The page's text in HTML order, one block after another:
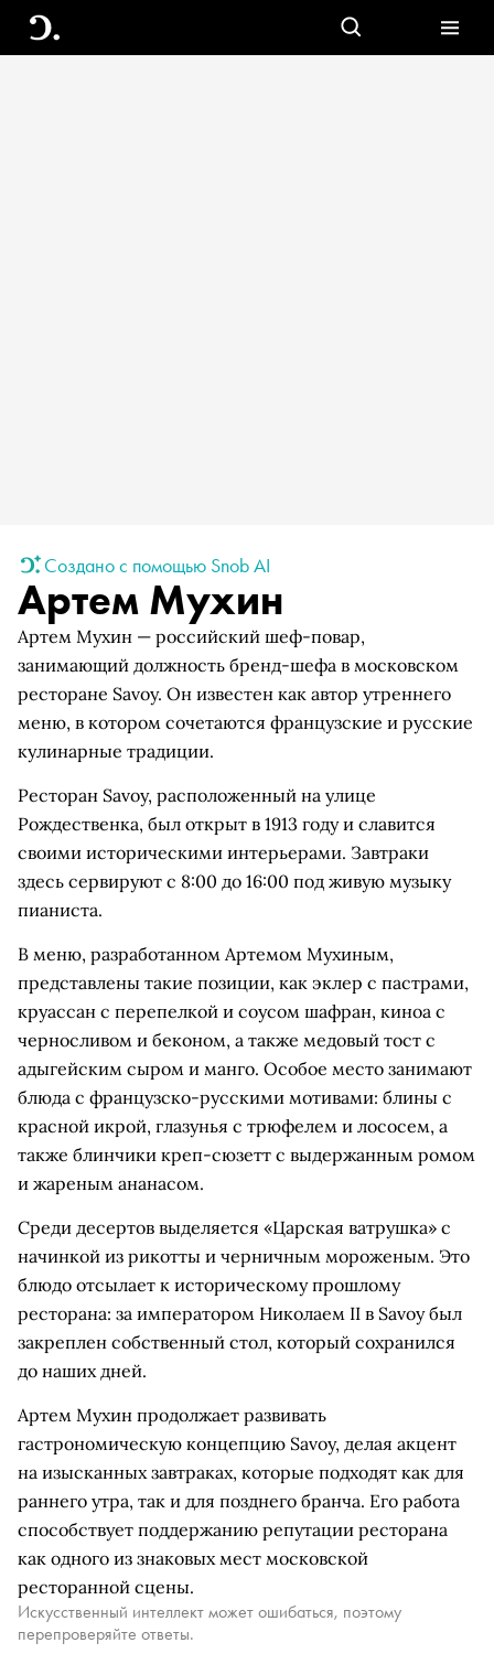
Создано с помощью Snob AI
Артем Мухин
Артем Мухин — российский шеф-повар,
занимающий должность бренд-шефа в московском
ресторане Savoy. Он известен как автор утреннего
меню, в котором сочетаются французские и русские
кулинарные традиции.
Ресторан Savoy, расположенный на улице
Рождественка, был открыт в 1913 году и славится
своими историческими интерьерами. Завтраки
здесь сервируют с 8:00 до 16:00 под живую музыку
пианиста.
В меню, разработанном Артемом Мухиным,
представлены такие позиции, как эклер с пастрами,
круассан с перепелкой и соусом шафран, киноа с
черносливом и беконом, а также медовый тост с
адыгейским сыром и манго. Особое место занимают
блюда с французско-русскими мотивами: блины с
красной икрой, глазунья с трюфелем и лососем, а
также блинчики креп-сюзетт с выдержанным ромом
и жареным ананасом.
Среди десертов выделяется «Царская ватрушка» с
начинкой из рикотты и черничным мороженым. Это
блюдо отсылает к историческому прошлому
ресторана: за императором Николаем II в Savoy был
закреплен собственный стол, который сохранился
до наших дней.
Артем Мухин продолжает развивать
гастрономическую концепцию Savoy, делая акцент
на изысканных завтраках, которые подходят как для
раннего утра, так и для позднего бранча. Его работа
способствует поддержанию репутации ресторана
как одного из знаковых мест московской
ресторанной сцены.
Искусственный интеллект может ошибаться, поэтому
перепроверяйте ответы.